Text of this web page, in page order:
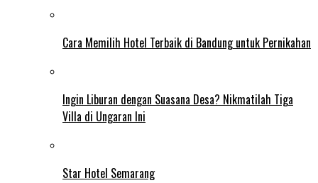
Cara Memilih Hotel Terbaik di Bandung untuk Pernikahan
Ingin Liburan dengan Suasana Desa? Nikmatilah Tiga
Villa di Ungaran Ini
Star Hotel Semarang